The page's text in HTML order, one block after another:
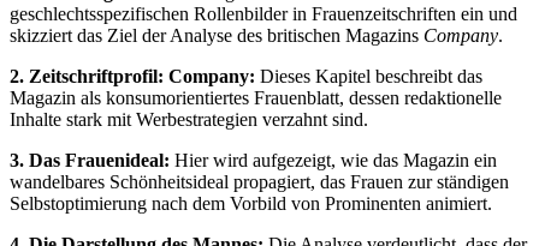
geschlechtsspezifischen Rollenbilder in Frauenzeitschriften ein und
skizziert das Ziel der Analyse des britischen Magazins Company.
2. Zeitschriftprofil: Company: Dieses Kapitel beschreibt das
Magazin als konsumorientiertes Frauenblatt, dessen redaktionelle
Inhalte stark mit Werbestrategien verzahnt sind.
3. Das Frauenideal: Hier wird aufgezeigt, wie das Magazin ein
wandelbares Schönheitsideal propagiert, das Frauen zur ständigen
Selbstoptimierung nach dem Vorbild von Prominenten animiert.